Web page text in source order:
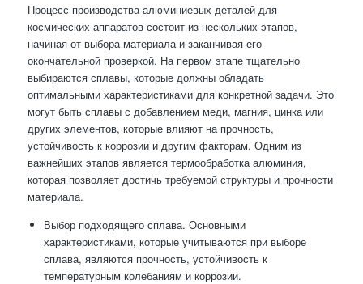
Процесс производства алюминиевых деталей для
космических аппаратов состоит из нескольких этапов,
начиная от выбора материала и заканчивая его
окончательной проверкой. На первом этапе тщательно
выбираются сплавы, которые должны обладать
оптимальными характеристиками для конкретной задачи. Это
могут быть сплавы с добавлением меди, магния, цинка или
других элементов, которые влияют на прочность,
устойчивость к коррозии и другим факторам. Одним из
важнейших этапов является термообработка алюминия,
которая позволяет достичь требуемой структуры и прочности
материала.
Выбор подходящего сплава. Основными
характеристиками, которые учитываются при выборе
сплава, являются прочность, устойчивость к
температурным колебаниям и коррозии.